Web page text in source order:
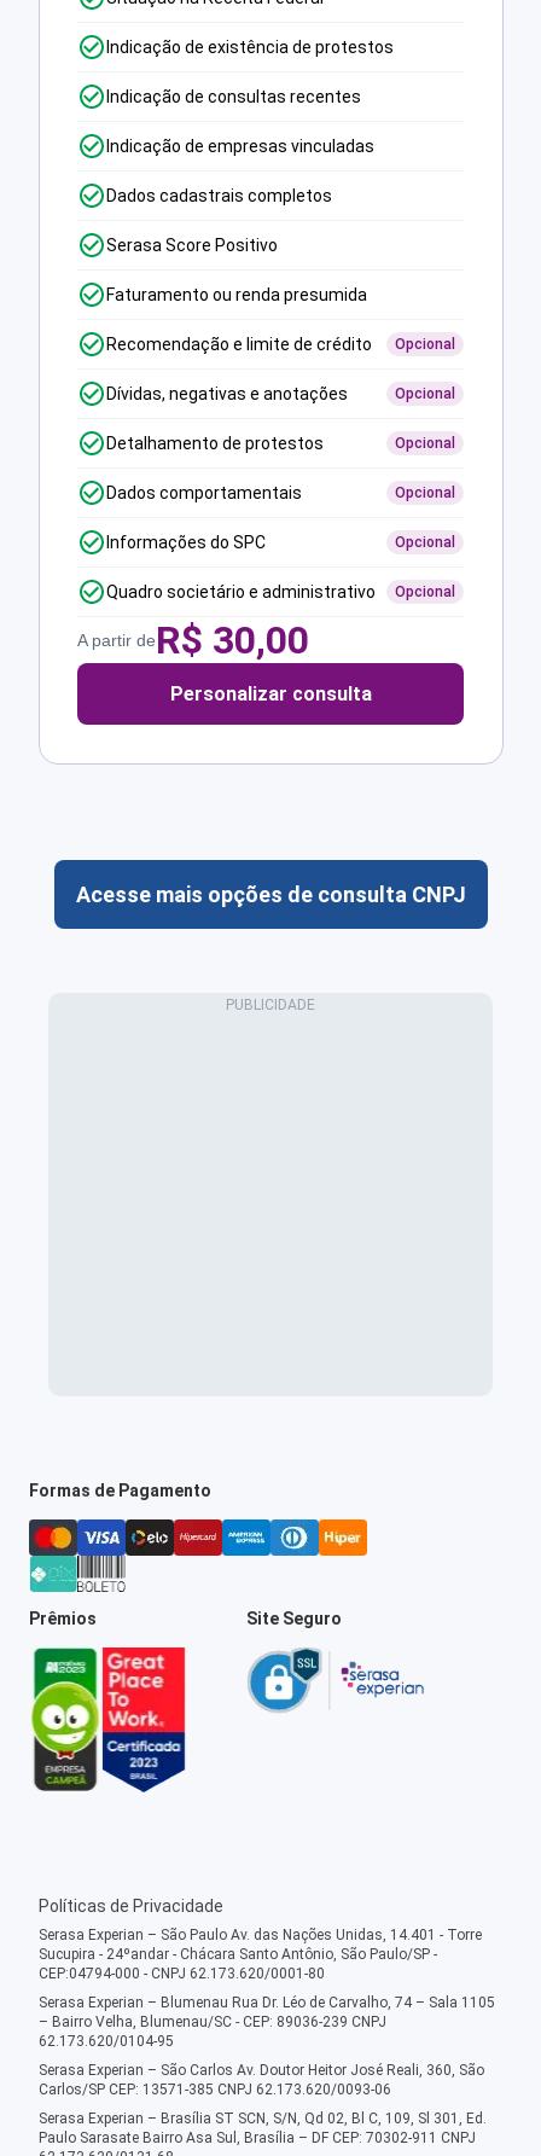
Indicação de existência de protestos
Indicação de consultas recentes
Indicação de empresas vinculadas
Dados cadastrais completos
Serasa Score Positivo
Faturamento ou renda presumida
Recomendação e limite de crédito Opcional
Dívidas, negativas e anotações Opcional
Detalhamento de protestos Opcional
Dados comportamentais Opcional
Informações do SPC Opcional
Quadro societário e administrativo Opcional
A partir deR$ 30,00
Personalizar consulta
Acesse mais opções de consulta CNPJ
Formas de Pagamento
Prêmios Site Seguro
Políticas de Privacidade
Serasa Experian – São Paulo Av. das Nações Unidas, 14.401 - Torre
Sucupira - 24ºandar - Chácara Santo Antônio, São Paulo/SP -
CEP:04794-000 - CNPJ 62.173.620/0001-80
Serasa Experian – Blumenau Rua Dr. Léo de Carvalho, 74 – Sala 1105
– Bairro Velha, Blumenau/SC - CEP: 89036-239 CNPJ
62.173.620/0104-95
Serasa Experian – São Carlos Av. Doutor Heitor José Reali, 360, São
Carlos/SP CEP: 13571-385 CNPJ 62.173.620/0093-06
Serasa Experian – Brasília ST SCN, S/N, Qd 02, Bl C, 109, Sl 301, Ed.
Paulo Sarasate Bairro Asa Sul, Brasília – DF CEP: 70302-911 CNPJ